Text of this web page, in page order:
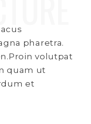
pharetra.
volutpat
quam ut
et